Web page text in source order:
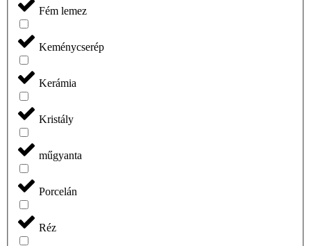
Fém lemez
Keménycserép
Kerámia
Kristály
műgyanta
Porcelán
Réz